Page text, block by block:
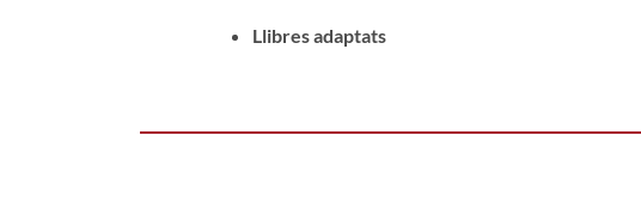
Llibres adaptats